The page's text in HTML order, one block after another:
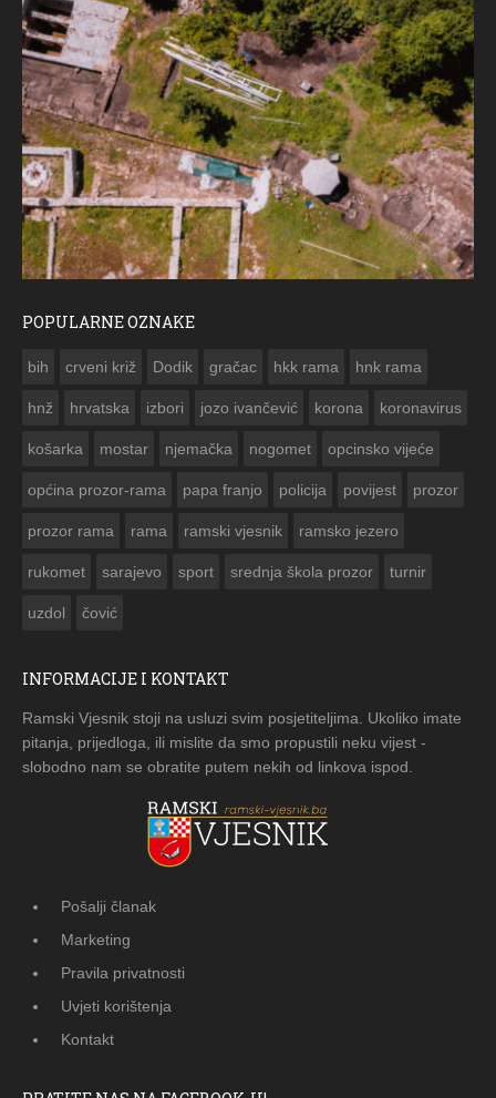
POPULARNE OZNAKE
bih crveni križ Dodik gračac hkk rama hnk rama
hnž hrvatska izbori jozo ivančević korona koronavirus
košarka mostar njemačka nogomet opcinsko vijeće
općina prozor-rama papa franjo policija povijest prozor
prozor rama rama ramski vjesnik ramsko jezero
rukomet sarajevo sport srednja škola prozor turnir
uzdol čović
INFORMACIJE I KONTAKT
Ramski Vjesnik stoji na usluzi svim posjetiteljima. Ukoliko imate
pitanja, prijedloga, ili mislite da smo propustili neku vijest -
slobodno nam se obratite putem nekih od linkova ispod.
Pošalji članak
Marketing
Pravila privatnosti
Uvjeti korištenja
Kontakt